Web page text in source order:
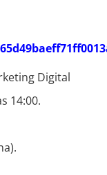
Digital
14:00.